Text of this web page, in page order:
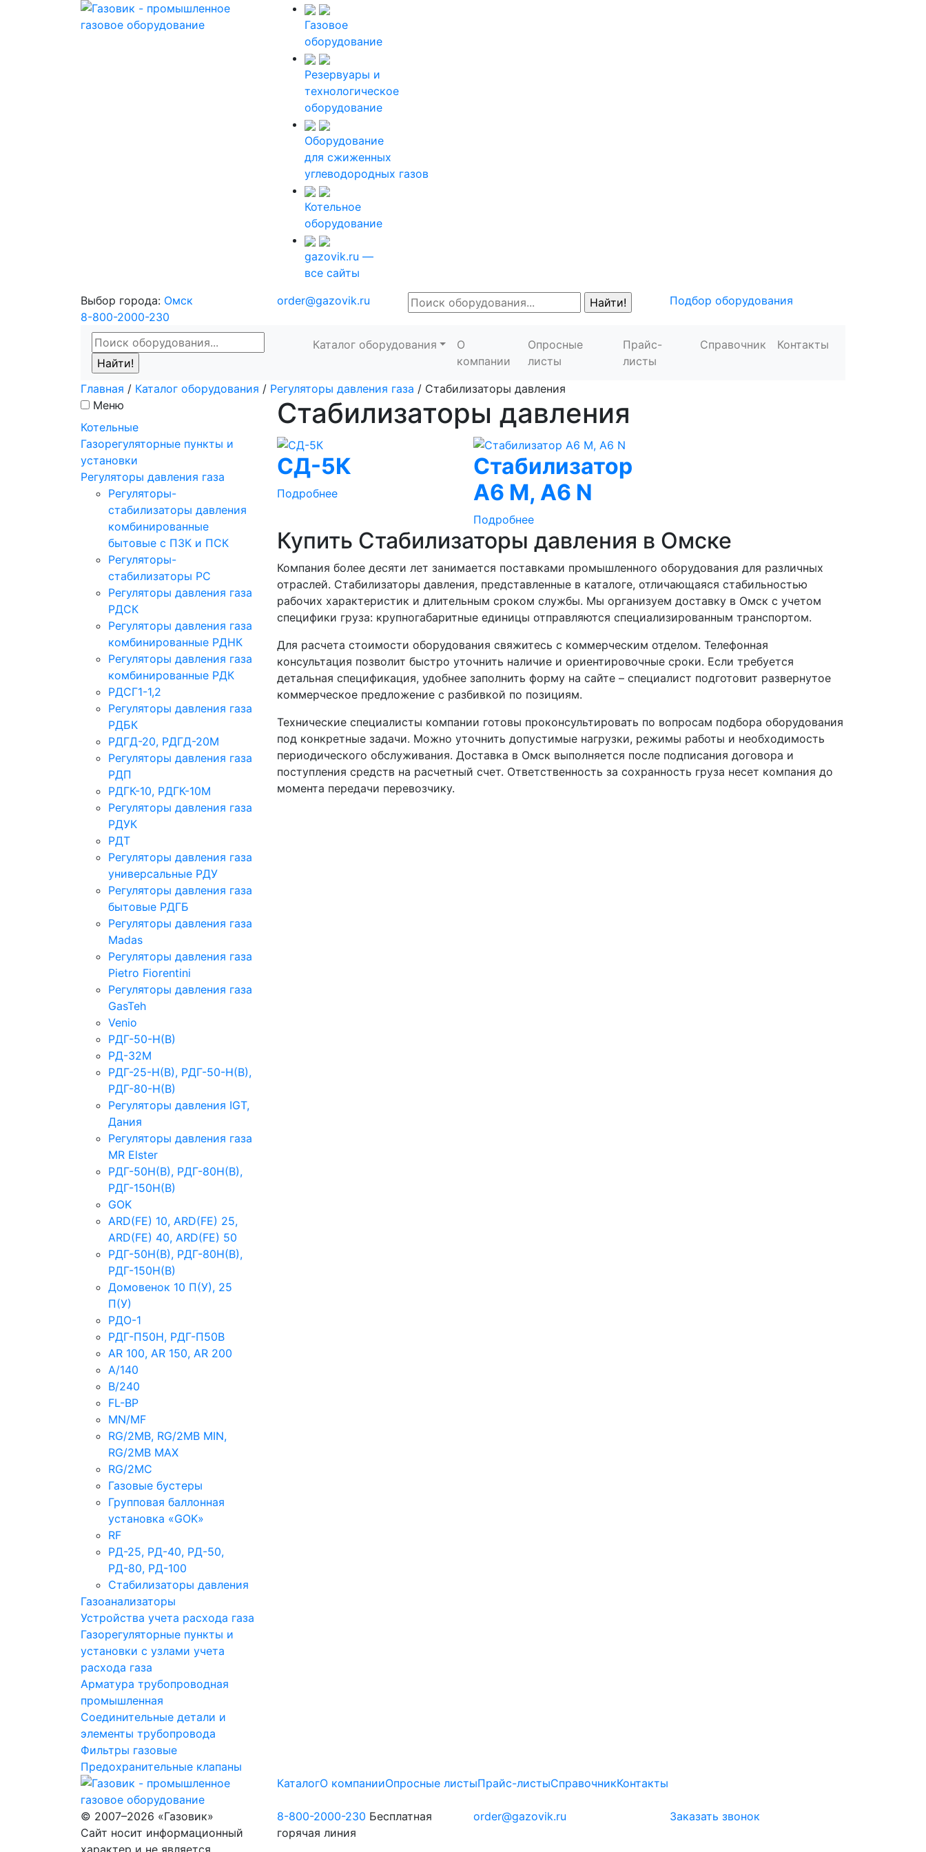
Газовое
оборудование
Резервуары и
технологическое
оборудование
Оборудование
для сжиженных
углеводородных газов
Котельное
оборудование
gazovik.ru —
все сайты
Выбор города: Омск
8-800-2000-230
order@gazovik.ru Подбор оборудования
Каталог оборудования
О
компании
Опросные
листы
Прайс-
листы
Справочник Контакты
Главная / Каталог оборудования / Регуляторы давления газа / Стабилизаторы давления
Меню
Котельные
Газорегуляторные пункты и
установки
Регуляторы давления газа
Регуляторы-
стабилизаторы давления
комбинированные
бытовые с ПЗК и ПСК
Регуляторы-
стабилизаторы РС
Регуляторы давления газа
РДСК
Регуляторы давления газа
комбинированные РДНК
Регуляторы давления газа
комбинированные РДК
РДСГ1-1,2
Регуляторы давления газа
РДБК
РДГД-20, РДГД-20М
Регуляторы давления газа
РДП
РДГК-10, РДГК-10М
Регуляторы давления газа
РДУК
РДТ
Регуляторы давления газа
универсальные РДУ
Регуляторы давления газа
бытовые РДГБ
Регуляторы давления газа
Madas
Регуляторы давления газа
Рietro Fiorentini
Регуляторы давления газа
GasTeh
Venio
РДГ-50-Н(В)
РД-32М
РДГ-25-Н(В), РДГ-50-Н(В),
РДГ-80-Н(В)
Регуляторы давления IGT,
Дания
Регуляторы давления газа
MR Elster
РДГ-50Н(В), РДГ-80Н(В),
РДГ-150Н(В)
GOK
ARD(FE) 10, ARD(FE) 25,
ARD(FE) 40, ARD(FE) 50
РДГ-50Н(В), РДГ-80Н(В),
РДГ-150Н(В)
Домовенок 10 П(У), 25
П(У)
РДО-1
РДГ-П50Н, РДГ-П50В
AR 100, AR 150, AR 200
A/140
B/240
FL-BP
MN/MF
RG/2MB, RG/2MB MIN,
RG/2MB MAX
RG/2MC
Газовые бустеры
Групповая баллонная
установка «GOK»
RF
РД-25, РД-40, РД-50,
РД-80, РД-100
Стабилизаторы давления
Газоанализаторы
Устройства учета расхода газа
Газорегуляторные пункты и
установки с узлами учета
расхода газа
Арматура трубопроводная
промышленная
Соединительные детали и
элементы трубопровода
Фильтры газовые
Предохранительные клапаны
Стабилизаторы давления
СД-5К
Подробнее
Cтабилизатор
А6 M, А6 N
Подробнее
Купить Стабилизаторы давления в Омске
Компания более десяти лет занимается поставками промышленного оборудования для различных
отраслей. Стабилизаторы давления, представленные в каталоге, отличающаяся стабильностью
рабочих характеристик и длительным сроком службы. Мы организуем доставку в Омск с учетом
специфики груза: крупногабаритные единицы отправляются специализированным транспортом.
Для расчета стоимости оборудования свяжитесь с коммерческим отделом. Телефонная
консультация позволит быстро уточнить наличие и ориентировочные сроки. Если требуется
детальная спецификация, удобнее заполнить форму на сайте – специалист подготовит развернутое
коммерческое предложение с разбивкой по позициям.
Технические специалисты компании готовы проконсультировать по вопросам подбора оборудования
под конкретные задачи. Можно уточнить допустимые нагрузки, режимы работы и необходимость
периодического обслуживания. Доставка в Омск выполняется после подписания договора и
поступления средств на расчетный счет. Ответственность за сохранность груза несет компания до
момента передачи перевозчику.
КаталогО компанииОпросные листыПрайс-листыСправочникКонтакты
© 2007–2026 «Газовик»
Сайт носит информационный
характер и не является
8-800-2000-230 Бесплатная
горячая линия
order@gazovik.ru Заказать звонок